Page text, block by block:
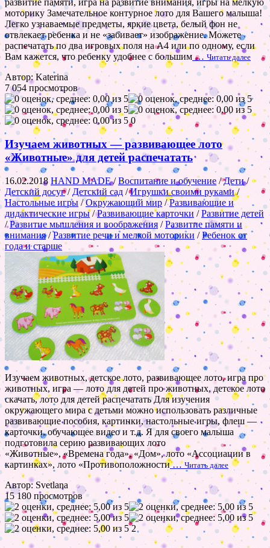
развитие памяти, игра на развитие внимания, игры на мелкую
моторику Замечательное контурное лото для Вашего малыша!
Легко узнаваемые предметы, яркие цвета, белый фон не
отвлекает ребенка и не «забивает» изображение. Можете
распечатать по два игровых поля на А4 или по одному, если
Вам кажется, что ребенку удобнее с большим … Читать далее
Автор: Katerina
7 054 просмотров
0
Изучаем животных — развивающее лото
«Животные» для детей распечатать
16.02.2018 HAND MADE/Воспитание и обучение /Дети/
Детский досуг/ Детский сад /Игрушки своими руками/
Настольные игры /Окружающий мир /Развивающие и
дидактические игры/Развивающие карточки /Развитие детей
/Развитие мышления и воображения /Развитие памяти и
внимания/Развитие речи и мелкой моторики /Ребенок от
года и старше
Изучаем животных, детское лото, развивающее лото, игра про
животных, игра — лото для детей про животных, детское лото
скачать, лото для детей распечатать Для изучения
окружающего мира с детьми можно использовать различные
развивающие пособия, картинки, настольные игры, флеш —
карточки, обучающее видео и т.д. Я для своего малыша
подготовила серию развивающих лото
«Животные», «Времена года», «Дом», лото «Ассоциации в
картинках», лото «Противоположности…Читать далее
Автор: Svetlana
15 180 просмотров
2